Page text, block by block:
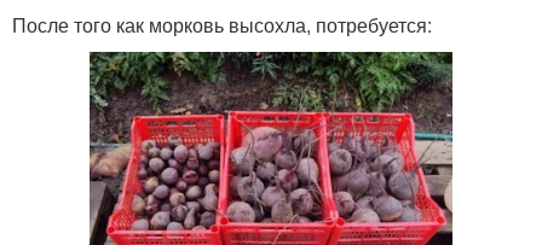
После того как морковь высохла, потребуется: